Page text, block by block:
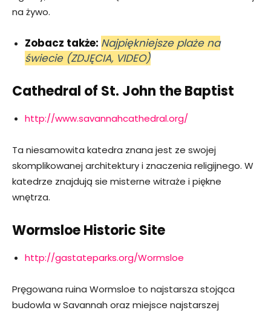
na żywo.
Zobacz także: Najpiękniejsze plaże na
świecie (ZDJĘCIA, VIDEO)
Cathedral of St. John the Baptist
http://www.savannahcathedral.org/
Ta niesamowita katedra znana jest ze swojej
skomplikowanej architektury i znaczenia religijnego. W
katedrze znajdują sie misterne witraże i piękne
wnętrza.
Wormsloe Historic Site
http://gastateparks.org/Wormsloe
Pręgowana ruina Wormsloe to najstarsza stojąca
budowla w Savannah oraz miejsce najstarszej